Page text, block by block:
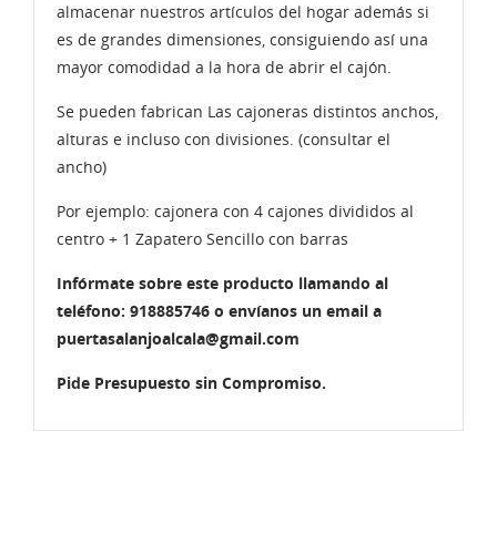
almacenar nuestros artículos del hogar además si
es de grandes dimensiones, consiguiendo así una
mayor comodidad a la hora de abrir el cajón.
Se pueden fabrican Las cajoneras distintos anchos,
alturas e incluso con divisiones. (consultar el
ancho)
Por ejemplo: cajonera con 4 cajones divididos al
centro + 1 Zapatero Sencillo con barras
Infórmate sobre este producto llamando al
teléfono: 918885746 o envíanos un email a
puertasalanjoalcala@gmail.com
Pide Presupuesto sin Compromiso.